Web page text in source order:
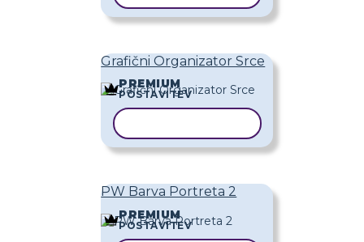
Grafični Organizator Srce
PREMIUM
POSTAVITEV
PW Barva Portreta 2
PREMIUM
POSTAVITEV